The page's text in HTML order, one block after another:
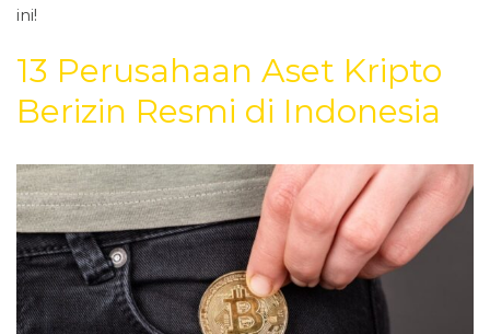
ini!
13 Perusahaan Aset Kripto
Berizin Resmi di Indonesia